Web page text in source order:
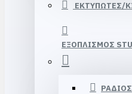
ΕΚΤΥΠΩΤΕΣ/
ΕΞΟΠΛΙΣΜΟΣ